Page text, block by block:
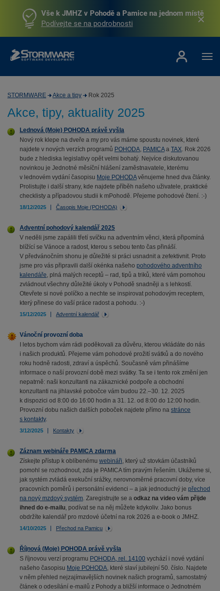
Vše k JMHZ v Pohodě a Pamice na jednom místě
Podívejte se na podrobnosti
STORMWARE Akce a tipy Rok 2025
Akce, tipy, aktuality 2025
Lednová (Moje) POHODA právě vyšla
Nový rok klepe na dveře a my pro vás máme spoustu novinek, které
najdete v nových verzích programů POHODA, PAMICAa TAX. Rok 2026
bude z hlediska legislativy opět velmi bohatý. Nejvíce diskutovanou
novinkou je Jednotné měsíční hlášení zaměstnavatele, kterému
v lednovém vydání časopisu Moje POHODAvěnujeme hned dva články.
Prolistujte i další strany, kde najdete příběh našeho uživatele, praktické
checklisty a případovou studii k mPohodě. Přejeme pohodové čtení. :-)
18/12/2025 Časopis Moje (POHODA)
Adventní pohodový kalendář 2025
V neděli jsme zapálili třetí svíčku na adventním věnci, která připomíná
blížící se Vánoce a radost, kterou s sebou tento čas přináší.
V předvánočním shonu je důležité si práci usnadnit a zefektivnit. Proto
jsme pro vás připravili další okénka našeho pohodového adventního
kalendáře, plná malých receptů – rad, tipů a triků, které vám pomohou
zvládnout všechny důležité úkoly v Pohodě snadněji a s lehkostí.
Otevřete si nové políčko a nechte se inspirovat pohodovým receptem,
který přinese do vaší práce radost a pohodu. :-)
15/12/2025 Adventní kalendář
Vánoční provozní doba
I letos bychom vám rádi poděkovali za důvěru, kterou vkládáte do nás
i našich produktů. Přejeme vám pohodové prožití svátků a do nového
roku hodně radosti, zdraví a úspěchů. Současně vám přinášíme
informace o naší provozní době mezi svátky. Ta se i tento rok změní jen
nepatrně: naši konzultanti na zákaznické podpoře a obchodní
konzultanti na jihlavské pobočce vám budou 22.–30. 12. 2025
k dispozici od 8:00 do 16:00 hodin a 31. 12. od 8:00 do 12:00 hodin.
Provozní dobu našich dalších poboček najdete přímo na stránce
s kontakty.
3/12/2025 Kontakty
Záznam webináře PAMICA zdarma
Získejte přístup k oblíbenému webináři, který už stovkám účastníků
pomohl se rozhodnout, zda je PAMICA tím pravým řešením. Ukážeme si,
jak systém zvládá exekuční srážky, nerovnoměrné pracovní doby, více
pracovních poměrů i personální evidenci – a jak jednoduchý je přechod
na nový mzdový systém. Zaregistrujte se a odkaz na video vám přijde
ihned do e-mailu, podívat se na něj můžete kdykoliv. Jako bonus
obdržíte kalendář pro mzdové účetní na rok 2026 a e-book o JMHZ.
14/10/2025 Přechod na Pamicu
Říjnová (Moje) POHODA právě vyšla
S říjnovou verzí programu POHODA, rel. 14100 vychází i nové vydání
našeho časopisu Moje POHODA, které slaví jubilejní 50. číslo. Najdete
v něm přehled nejzajímavějších novinek našich programů, samostatný
článek o odesílání e-mailů z Pohody a bližší informace o Jednotném